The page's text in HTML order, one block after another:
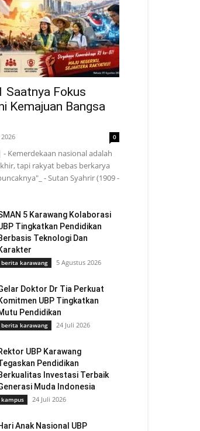
Saatnya Fokus
Kemajuan Bangsa
0
Kemerdekaan nasional adalah
tapi rakyat bebas berkarya
- Sutan Syahrir (1909 -
5 Karawang Kolaborasi
Tingkatkan Pendidikan
Teknologi Dan
berita karawang 5 Agustus 2026
Doktor Dr Tia Perkuat
UBP Tingkatkan
Pendidikan
berita karawang 24 Juli 2026
UBP Karawang
Pendidikan
Investasi Terbaik
Muda Indonesia
kampus 24 Juli 2026
Anak Nasional UBP